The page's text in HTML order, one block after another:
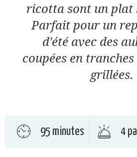
ricotta sont un plat
Parfait pour un
d'été avec des
coupées en
grillées.
95 minutes 4